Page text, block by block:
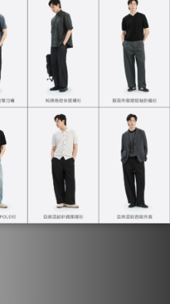
涼感冰絲棉POLO衫
NT$550 NT$880
+2